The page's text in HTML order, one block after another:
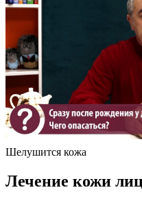
Шелушится кожа
Лечение кожи